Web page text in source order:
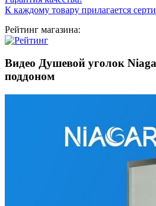
К каждому товару прилагается
Рейтинг магазина:
Видео Душевой уголок
поддоном